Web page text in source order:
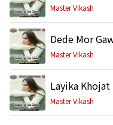
Master Vikash
Master Vikash
Master Vikash